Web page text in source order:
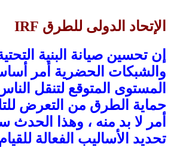
الإتحاد الدولى للطرق IRF
إن تحسين صيانة البنية
والشبكات الحضرية أمر
المستوى المتوقع لتنقل
حماية الطرق من التعرض
أمر لا بد منه ، وهذا
تحديد الأساليب الفعالة